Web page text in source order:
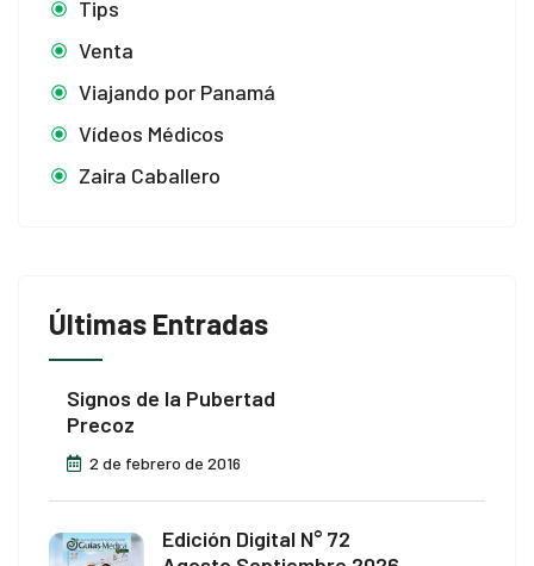
Tips
Venta
Viajando por Panamá
Vídeos Médicos
Zaira Caballero
Últimas Entradas
Signos de la Pubertad
Precoz
2 de febrero de 2016
Edición Digital N° 72